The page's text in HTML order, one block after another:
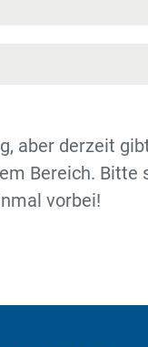
aber derzeit
Bereich. Bitte
vorbei!